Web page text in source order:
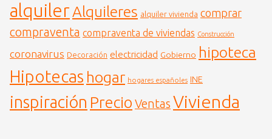
alquilerAlquileres alquiler vivienda comprar
compraventa compraventa de viviendas Construcción
coronavirus Decoración electricidad Gobierno hipoteca
Hipotecas hogar hogares españoles INE
inspiración Precio Ventas Vivienda